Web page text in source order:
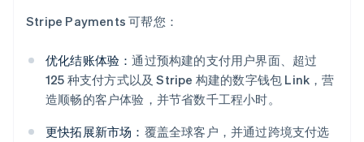
Stripe Payments 可帮您：
优化结账体验：通过预构建的支付用户界面、超过
125 种支付方式以及 Stripe 构建的数字钱包 Link，营
造顺畅的客户体验，并节省数千工程小时。
更快拓展新市场： 覆盖全球客户，并通过跨境支付选